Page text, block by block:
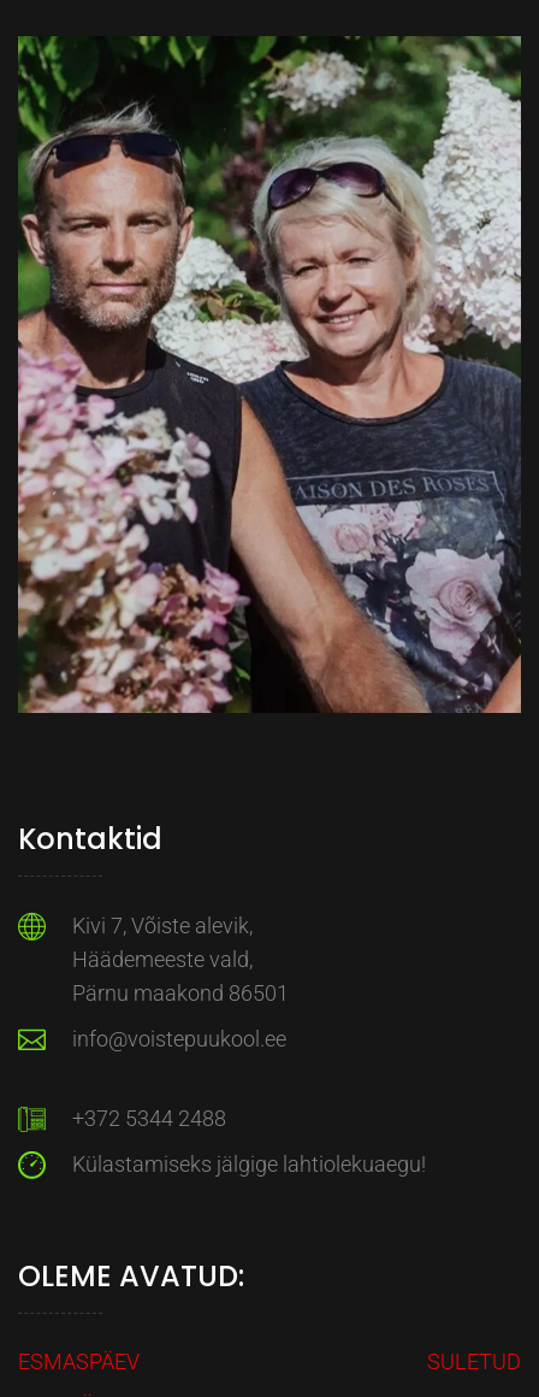
Kontaktid
Kivi 7, Võiste alevik,
Häädemeeste vald,
Pärnu maakond 86501
info@voistepuukool.ee
+372 5344 2488
Külastamiseks jälgige lahtiolekuaegu!
OLEME AVATUD:
ESMASPÄEV
SULETUD